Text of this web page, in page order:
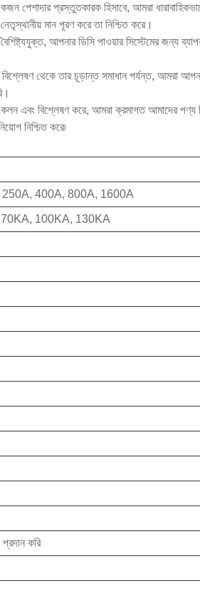
পেশাদার প্রস্তুতকারক হিসাবে, আমরা
মান পূরণ করে তা নিশ্চিত করে।
আপনার ডিসি পাওয়ার সিস্টেমের জন্য
থেকে তার চূড়ান্ত সমাধান পর্যন্ত, আমরা
এবং বিশ্লেষণ করে, আমরা ক্রমাগত আমাদের পণ্য
নিশ্চিত করে৷
400A, 800A, 1600A
100KA, 130KA
করি